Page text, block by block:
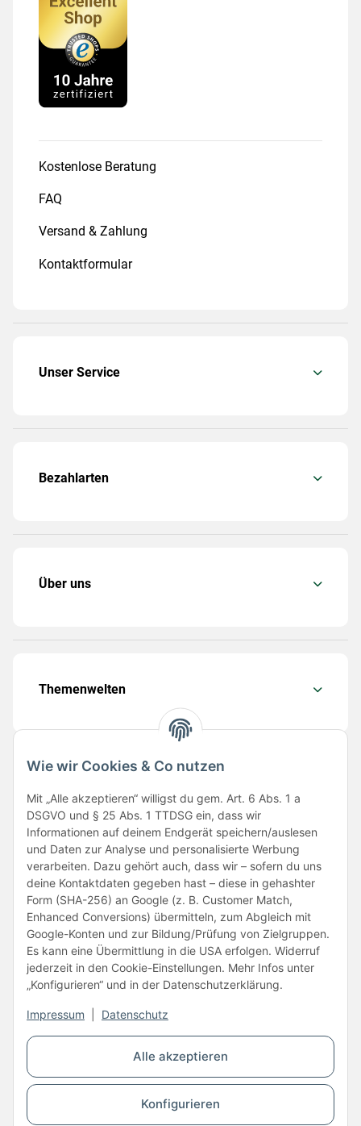
Alle akzeptieren
Konfigurieren
Wie wir Cookies & Co nutzen
Mit „Alle akzeptieren“ willigst du gem. Art. 6 Abs. 1 a
DSGVO und § 25 Abs. 1 TTDSG ein, dass wir
Informationen auf deinem Endgerät speichern/auslesen
und Daten zur Analyse und personalisierte Werbung
verarbeiten. Dazu gehört auch, dass wir – sofern du uns
deine Kontaktdaten gegeben hast – diese in gehashter
Form (SHA-256) an Google (z. B. Customer Match,
Enhanced Conversions) übermitteln, zum Abgleich mit
Google-Konten und zur Bildung/Prüfung von Zielgruppen.
Es kann eine Übermittlung in die USA erfolgen. Widerruf
jederzeit in den Cookie-Einstellungen. Mehr Infos unter
„Konfigurieren“ und in der Datenschutzerklärung.
Impressum Datenschutz
Kostenlose Beratung
FAQ
Versand & Zahlung
Kontaktformular
Unser Service
Bezahlarten
Über uns
Themenwelten
Folge uns
Unsere Partner
Vertrag widerrufen
* Alle Preise inkl. gesetzlicher USt., zzgl.Versand
© Copyright © 2026 www.kartons24.de
BB-Verpackungen GmbH
- Brendelweg 167, 27755 Delmenhorst - Telefon: